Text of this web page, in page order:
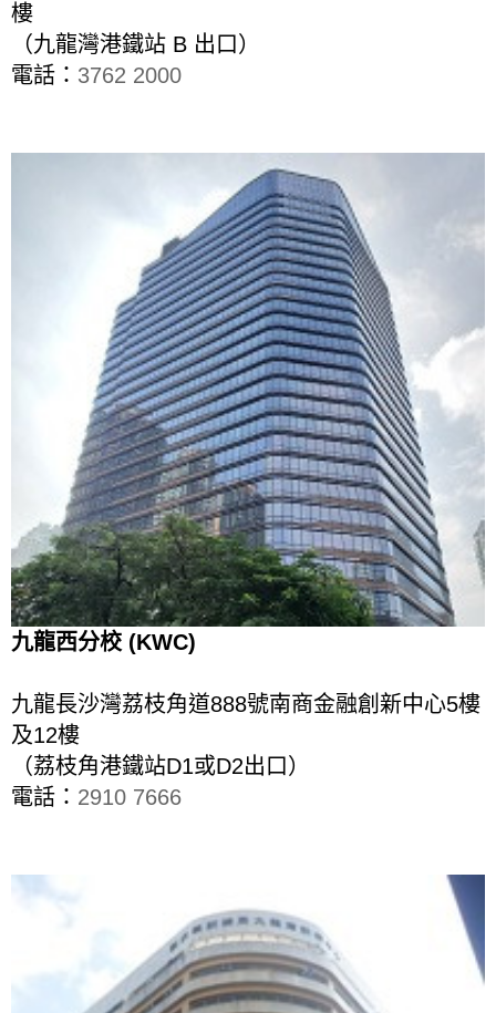
樓
（九龍灣港鐵站 B 出口）
電話： 3762 2000
九龍西分校 (KWC)
九龍長沙灣荔枝角道888號南商金融創新中心5樓
及12樓
（荔枝角港鐵站D1或D2出口）
電話： 2910 7666